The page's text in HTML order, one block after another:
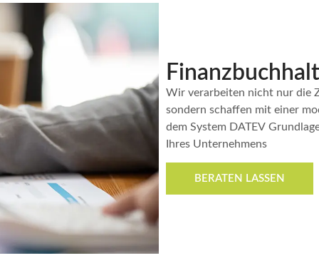
Wir verarbeiten nicht nur die
sondern schaffen mit einer
dem System DATEV
Ihres Unternehmens
BERATEN LASSEN